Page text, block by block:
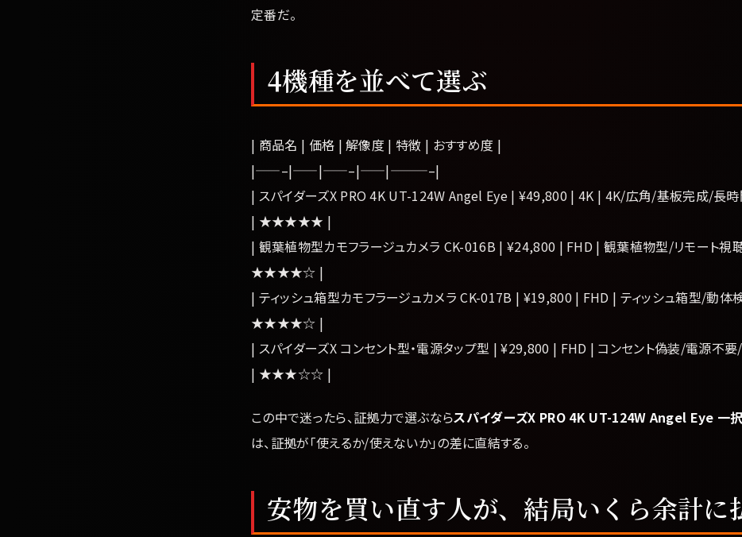
定番だ。
4機種を並べて選ぶ
| 商品名 | 価格 | 解像度 | 特徴 | おすすめ度 |
|——–|——|——–|——|———–|
| スパイダーズX PRO 4K UT-124W Angel Eye | ¥49,800 | 4K | 4K/広角/基板完成/長
| ★★★★★ |
| 観葉植物型カモフラージュカメラ CK-016B | ¥24,800 | FHD | 観葉植物型/リモート視
★★★★☆ |
| ティッシュ箱型カモフラージュカメラ CK-017B | ¥19,800 | FHD | ティッシュ箱型/動体
★★★★☆ |
| スパイダーズX コンセント型・電源タップ型 | ¥29,800 | FHD | コンセント偽装/電源不
| ★★★☆☆ |
この中で迷ったら、証拠力で選ぶならスパイダーズX PRO 4K UT-124W Angel Eye 一択
は、証拠が「使えるか/使えないか」の差に直結する。
安物を買い直す人が、結局いくら余計に